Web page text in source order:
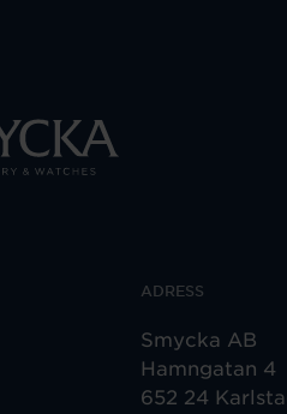
ADRESS
Smycka AB
Hamngatan 4
652 24